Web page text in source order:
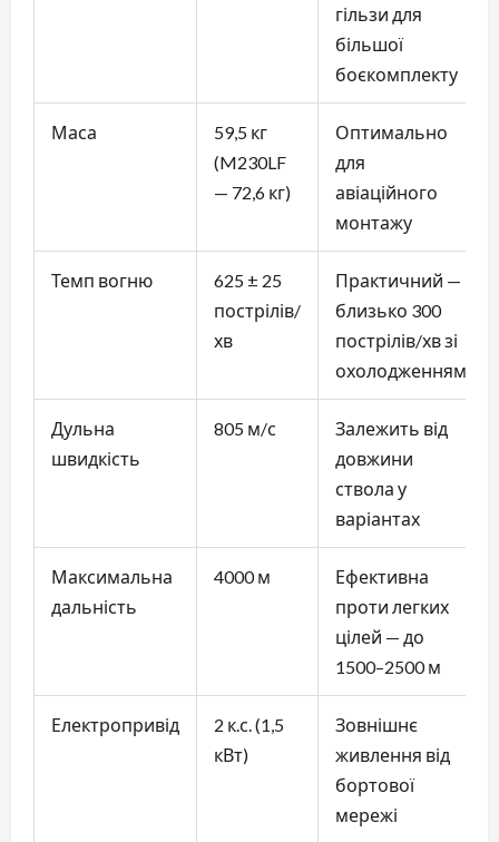
гільзи для
більшої
боєкомплекту
Маса
59,5 кг
(M230LF
— 72,6 кг)
Оптимально
для
авіаційного
монтажу
Темп вогню
625 ± 25
пострілів/
хв
Практичний —
близько 300
пострілів/хв зі
охолодженням
Дульна
швидкість
805 м/с
Залежить від
довжини
ствола у
варіантах
Максимальна
дальність
4000 м
Ефективна
проти легких
цілей — до
1500–2500 м
Електропривід
2 к.с. (1,5
кВт)
Зовнішнє
живлення від
бортової
мережі